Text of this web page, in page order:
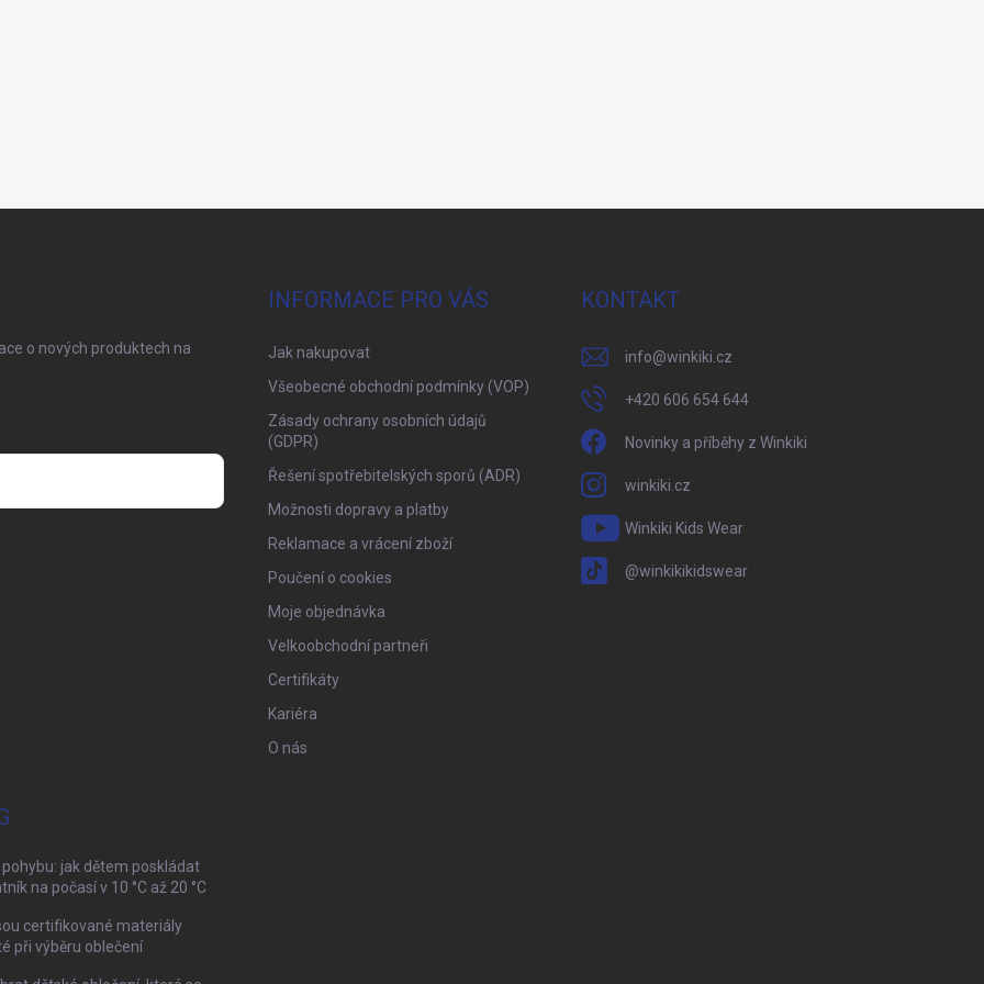
o nových produktech na
INFORMACE PRO VÁS
Jak nakupovat
Všeobecné obchodní podmínky (VOP)
Zásady ochrany osobních údajů
(GDPR)
Řešení spotřebitelských sporů (ADR)
Možnosti dopravy a platby
Reklamace a vrácení zboží
Poučení o cookies
Moje objednávka
Velkoobchodní partneři
Certifikáty
Kariéra
O nás
KONTAKT
info@winkiki.cz
+420 606 654 644
Novinky a příběhy z Winkiki
winkiki.cz
Winkiki Kids Wear
@winkikikidswear
jak dětem poskládat
na počasí v 10 °C až 20 °C
certifikované materiály
při výběru oblečení